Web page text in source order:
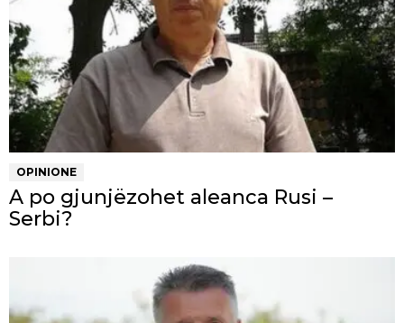
OPINIONE
A po gjunjëzohet aleanca Rusi –
Serbi?